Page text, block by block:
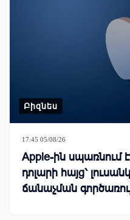
Բիզնես
17:45 05/08/26
Apple-ին սպառնում
դոլարի հայց՝
ճանաչման